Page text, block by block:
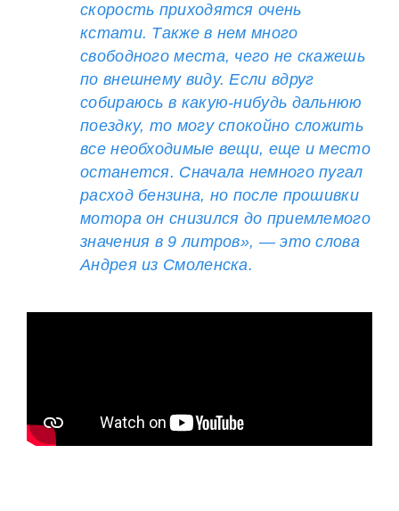
скорость приходятся очень
кстати. Также в нем много
свободного места, чего не скажешь
по внешнему виду. Если вдруг
собираюсь в какую-нибудь дальнюю
поездку, то могу спокойно сложить
все необходимые вещи, еще и место
останется. Сначала немного пугал
расход бензина, но после прошивки
мотора он снизился до приемлемого
значения в 9 литров», — это слова
Андрея из Смоленска.